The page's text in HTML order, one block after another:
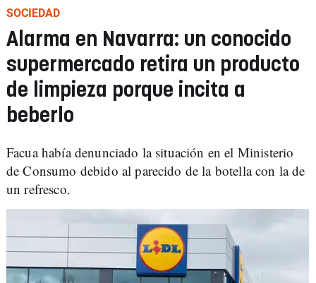
SOCIEDAD
Alarma en Navarra: un conocido
supermercado retira un producto
de limpieza porque incita a
beberlo
Facua había denunciado la situación en el Ministerio
de Consumo debido al parecido de la botella con la de
un refresco.